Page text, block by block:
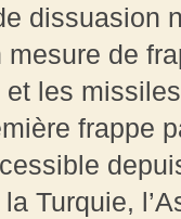
dissuasion
de
les
frappe
Turquie,